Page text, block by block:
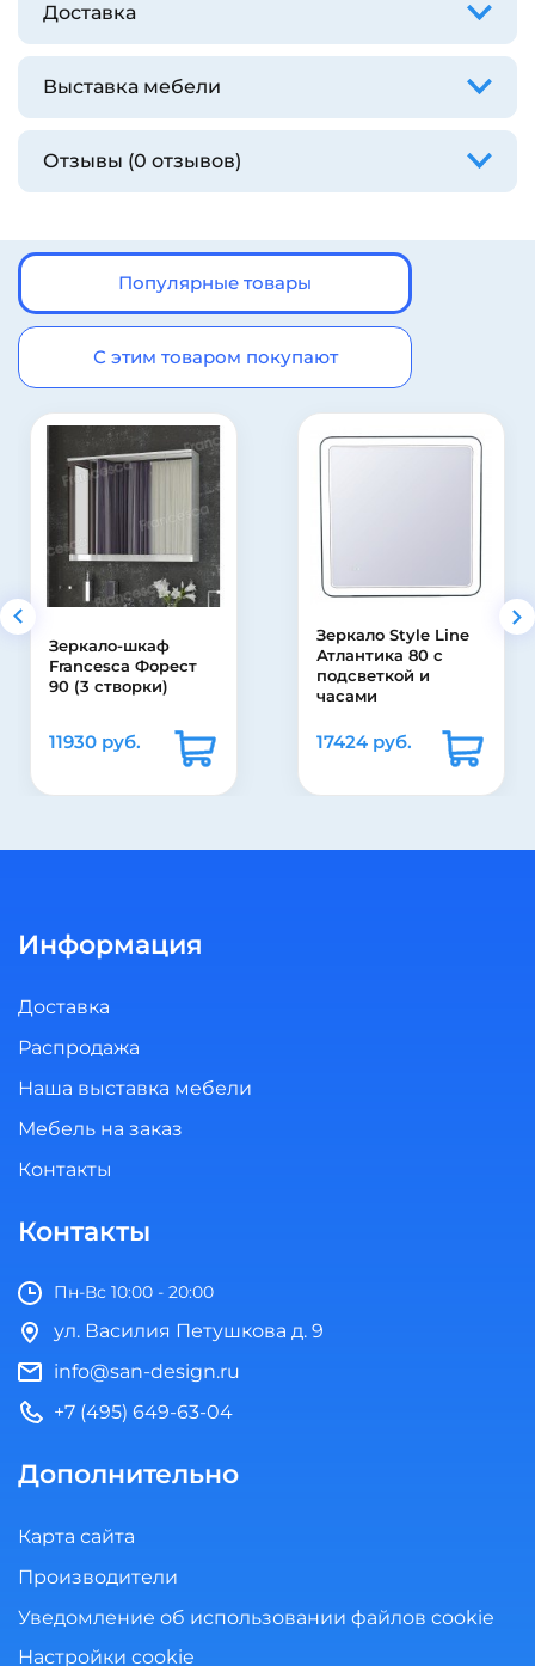
Доставка
Выставка мебели
Отзывы (0 отзывов)
Популярные товары
С этим товаром покупают
Атлантика 80 с
подсветкой и
часами
17424 руб.
Тумба с раковиной
для ванной Bellezza
Уют 45
9625 руб.
Информация
Доставка
Распродажа
Наша выставка мебели
Мебель на заказ
Контакты
Контакты
Пн-Вс 10:00 - 20:00
ул. Василия Петушкова д. 9
info@san-design.ru
+7 (495) 649-63-04
Дополнительно
Карта сайта
Производители
Уведомление об использовании файлов cookie
Настройки cookie